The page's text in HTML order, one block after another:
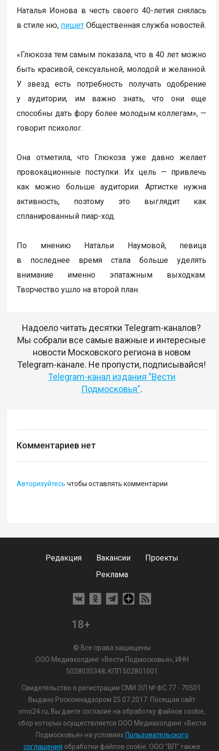
Наталья Ионова в честь своего 40-летия снялась
в стиле ню, пишет Общественная служба новостей.
«Глюкоза тем самым показала, что в 40 лет можно
быть красивой, сексуальной, молодой и желанной.
У звезд есть потребность получать одобрение
у аудитории, им важно знать, что они еще
способны дать фору более молодым коллегам», —
говорит психолог.
Она отметила, что Глюкоза уже давно желает
провокационные поступки. Их цель — привлечь
как можно больше аудитории. Артистке нужна
активность, поэтому это выглядит как
спланированный пиар-ход.
По мнению Натальи Наумовой, певица
в последнее время стала больше уделять
внимание именно эпатажным выходкам.
Творчество ушло на второй план.
Надоело читать десятки Telegram-каналов?
Мы собрали все самые важные и интересные
новости Московского региона в новом
Telegram-канале. Не пропусти, подписывайся!
Telegram-канал издания "Вести
Подмосковья".
Комментариев нет
Авторизуйтесь чтобы оставлять комментарии
Редакция Вакансии
Проекты
Реклама
18+
© Все права защищены
ООО Медиахолдинг «Вести Подмосковья», ИНН
5028035348; КПП 502801001
Свидетельство о регистрации СМИ ЭЛ № ФС 77 - 70501.
Выдано Роскомнадзором 25.07.2017. Посещая сайт
vmo24.ru, Вы даете согласие на обработку файлов cookie,
сбор которых осуществляется ООО Медиахолдинг «Вести
Подмосковья» на условиях Пользовательского
соглашения обработки файлов cookie. ООО "ВП" также